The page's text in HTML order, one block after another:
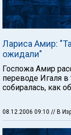
Лариса Амир:
ожидали"
Госпожа Амир
переводе Игаля
собиралась, как
08.12.2006 09:10 // В